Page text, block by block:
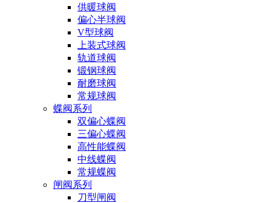
供暖球阀
偏心半球阀
V型球阀
上装式球阀
轨道球阀
锻钢球阀
耐磨球阀
常规球阀
蝶阀系列
双偏心蝶阀
三偏心蝶阀
高性能蝶阀
中线蝶阀
常规蝶阀
闸阀系列
刀型闸阀